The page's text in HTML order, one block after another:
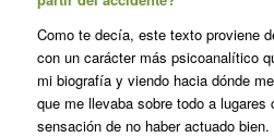
Como te decía, este texto proviene
con un carácter más psicoanalítico
mi biografía y viendo hacia dónde
que me llevaba sobre todo a lugares
sensación de no haber actuado bien.